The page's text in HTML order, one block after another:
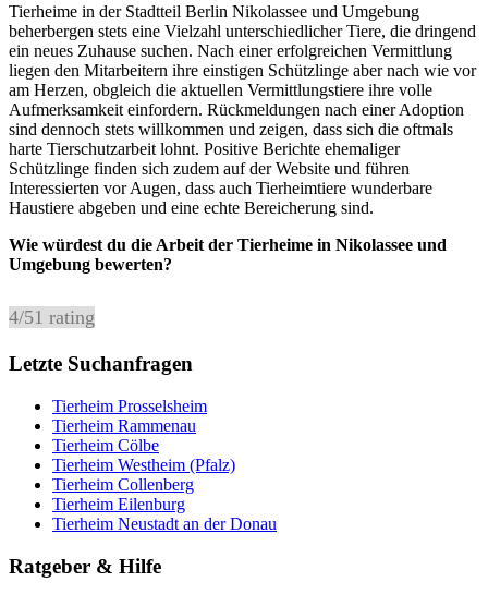
Tierheime in der Stadtteil Berlin Nikolassee und Umgebung
beherbergen stets eine Vielzahl unterschiedlicher Tiere, die dringend
ein neues Zuhause suchen. Nach einer erfolgreichen Vermittlung
liegen den Mitarbeitern ihre einstigen Schützlinge aber nach wie vor
am Herzen, obgleich die aktuellen Vermittlungstiere ihre volle
Aufmerksamkeit einfordern. Rückmeldungen nach einer Adoption
sind dennoch stets willkommen und zeigen, dass sich die oftmals
harte Tierschutzarbeit lohnt. Positive Berichte ehemaliger
Schützlinge finden sich zudem auf der Website und führen
Interessierten vor Augen, dass auch Tierheimtiere wunderbare
Haustiere abgeben und eine echte Bereicherung sind.
Wie würdest du die Arbeit der Tierheime in Nikolassee und
Umgebung bewerten?
4/51 rating
Letzte Suchanfragen
Tierheim Prosselsheim
Tierheim Rammenau
Tierheim Cölbe
Tierheim Westheim (Pfalz)
Tierheim Collenberg
Tierheim Eilenburg
Tierheim Neustadt an der Donau
Ratgeber & Hilfe